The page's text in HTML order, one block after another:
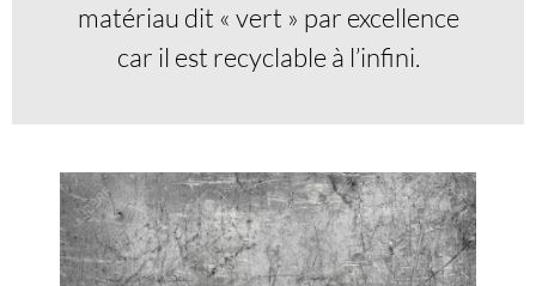
matériau dit « vert » par excellence
car il est recyclable à l’infini.